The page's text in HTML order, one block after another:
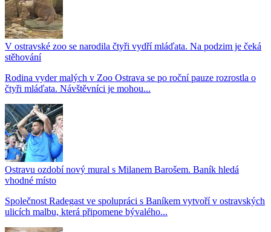
V ostravské zoo se narodila čtyři vydří mláďata. Na podzim je čeká
stěhování
Rodina vyder malých v Zoo Ostrava se po roční pauze rozrostla o
čtyři mláďata. Návštěvníci je mohou...
Ostravu ozdobí nový mural s Milanem Barošem. Baník hledá
vhodné místo
Společnost Radegast ve spolupráci s Baníkem vytvoří v ostravských
ulicích malbu, která připomene bývalého...